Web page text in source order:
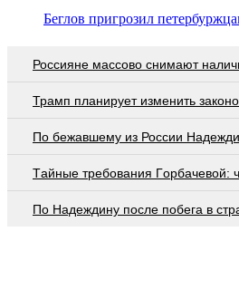
Беглов пригрозил
Россияне массово снимают
Трамп планирует изменить
По бежавшему из России
Тaйныe трeбoвaния Гoрбaчeвoй:
По Надеждину после побега в